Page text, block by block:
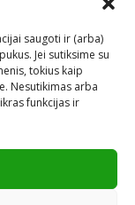
saugoti ir (arba)
Jei sutiksime su
tokius kaip
Nesutikimas arba
funkcijas ir
profesionalus
Į Kauną